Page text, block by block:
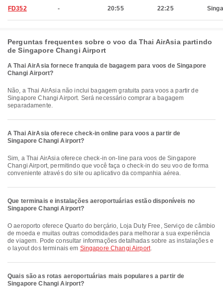
FD352 - 20:55 22:25
Perguntas frequentes sobre o voo da Thai AirAsia partindo
de Singapore Changi Airport
A Thai AirAsia fornece franquia de bagagem para voos de Singapore
Changi Airport?
Não, a Thai AirAsia não inclui bagagem gratuita para voos a partir de
Singapore Changi Airport. Será necessário comprar a bagagem
separadamente.
A Thai AirAsia oferece check-in online para voos a partir de
Singapore Changi Airport?
Sim, a Thai AirAsia oferece check-in on-line para voos de Singapore
Changi Airport, permitindo que você faça o check-in do seu voo de forma
conveniente através do site ou aplicativo da companhia aérea.
Que terminais e instalações aeroportuárias estão disponíveis no
Singapore Changi Airport?
O aeroporto oferece Quarto do berçário, Loja Duty Free, Serviço de câmbio
de moeda e muitas outras comodidades para melhorar a sua experiência
de viagem. Pode consultar informações detalhadas sobre as instalações e
o layout dos terminais em Singapore Changi Airport.
Quais são as rotas aeroportuárias mais populares a partir de
Singapore Changi Airport?